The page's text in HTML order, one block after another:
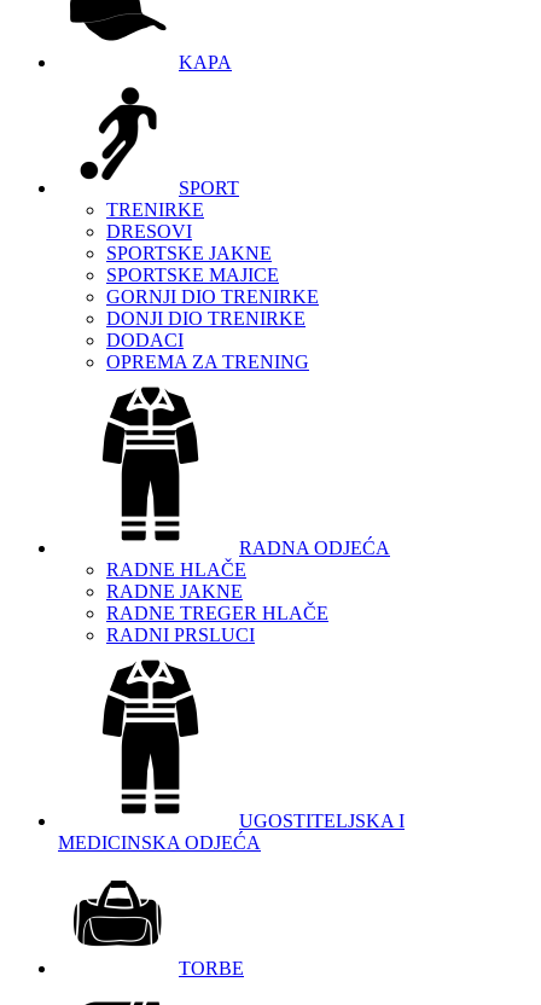
KAPA
SPORT
TRENIRKE
DRESOVI
SPORTSKE JAKNE
SPORTSKE MAJICE
GORNJI DIO TRENIRKE
DONJI DIO TRENIRKE
DODACI
OPREMA ZA TRENING
RADNA ODJEĆA
RADNE HLAČE
RADNE JAKNE
RADNE TREGER HLAČE
RADNI PRSLUCI
UGOSTITELJSKA I
MEDICINSKA ODJEĆA
TORBE